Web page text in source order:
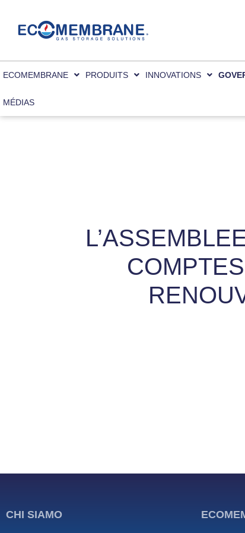
ECOMEMBRANE PRODUITS INNOVATIONS
MÉDIAS
CHI SIAMO
You can find out more about which